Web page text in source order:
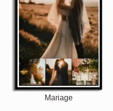
Mariage